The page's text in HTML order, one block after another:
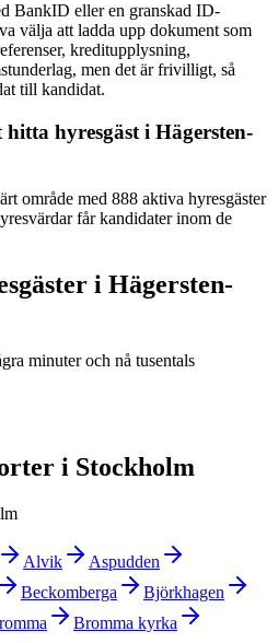
BankID eller en granskad ID-
välja att ladda upp dokument som
kreditupplysning,
men det är frivilligt, så
till kandidat.
hyresgäst i Hägersten-
område med 888 aktiva hyresgäster
får kandidater inom de
i Hägersten-
minuter och nå tusentals
i Stockholm
Alvik
Aspudden
Beckomberga
Björkhagen
Bromma kyrka